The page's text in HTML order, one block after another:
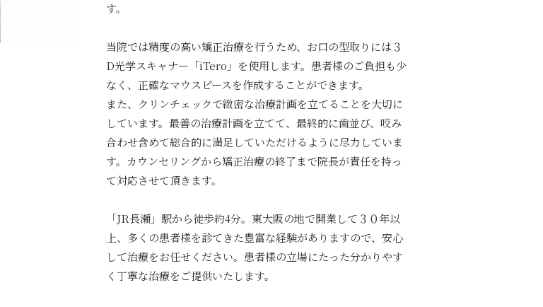
す。
当院では精度の高い矯正治療を行うため、お口の型取りには３
D光学スキャナー「iTero」を使用します。患者様のご負担も少
なく、正確なマウスピースを作成することができます。
また、クリンチェックで緻密な治療計画を立てることを大切に
しています。最善の治療計画を立てて、最終的に歯並び、咬み
合わせ含めて総合的に満足していただけるように尽力していま
す。カウンセリングから矯正治療の終了まで院長が責任を持っ
て対応させて頂きます。
「JR長瀬」駅から徒歩約4分。東大阪の地で開業して３０年以
上、多くの患者様を診てきた豊富な経験がありますので、安心
して治療をお任せください。患者様の立場にたった分かりやす
く丁寧な治療をご提供いたします。